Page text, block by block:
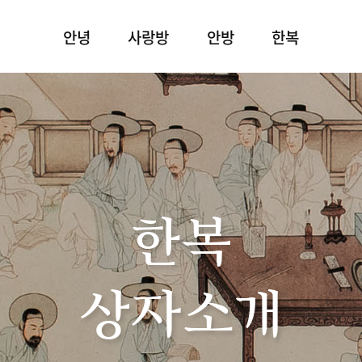
안녕 사랑방 안방 한복
한복
상자소개